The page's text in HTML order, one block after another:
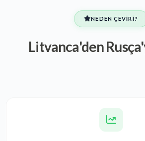
NEDEN ÇEVIRI?
Litvanca'den